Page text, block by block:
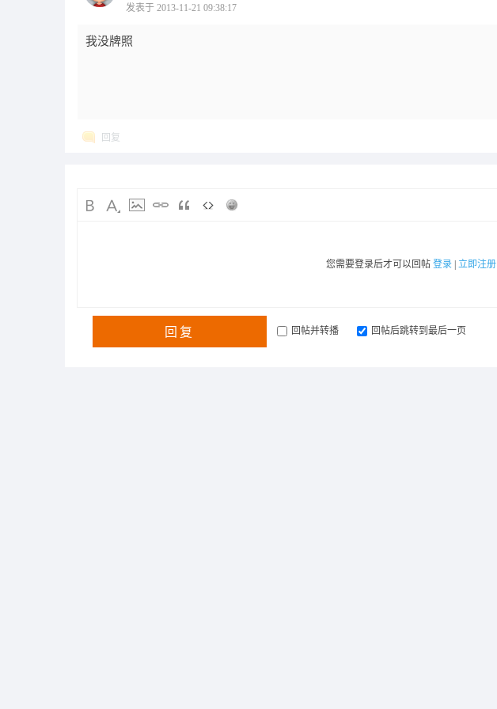
发表于 2013-11-21 09:38:17
我没牌照
回复
您需要登录后才可以回帖 登录 立即注册
回复 回帖并转播 回帖后跳转到最后一页